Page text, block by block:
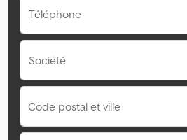
Téléphone
Société
Code postal et ville